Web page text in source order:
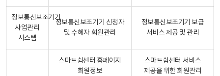
정보통신보조기기
사업관리
시스템
정보통신보조기기 신청자
및 수혜자 회원관리
정보통신보조기기 보급
서비스 제공 및 관리
스마트쉼센터 홈페이지
회원정보
스마트쉼센터 서비스
제공을 위한 회원관리